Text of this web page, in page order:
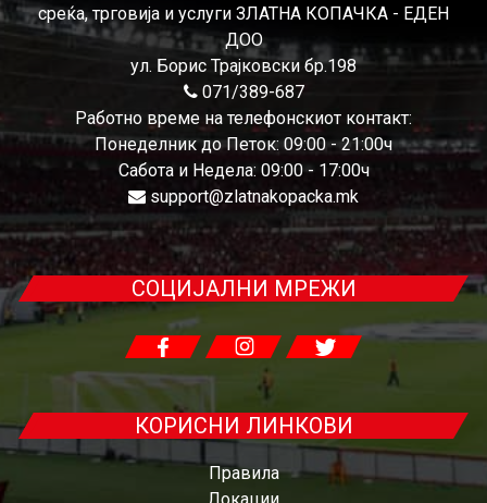
среќа, трговија и услуги ЗЛАТНА КОПАЧКА - ЕДЕН
ДОО
ул. Борис Трајковски бр.198
071/389-687
Работно време на телефонскиот контакт:
Понеделник до Петок: 09:00 - 21:00ч
Сабота и Недела: 09:00 - 17:00ч
support@zlatnakopacka.mk
СОЦИЈАЛНИ МРЕЖИ
КОРИСНИ ЛИНКОВИ
Правила